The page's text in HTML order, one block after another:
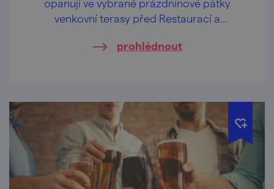
opanují ve vybrané prázdninové pátky
venkovní terasy před Restaurací a
"sesterským" Hasičským pivovarem.
prohlédnout